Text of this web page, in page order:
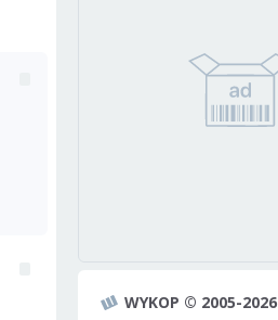
WYKOP © 2005-2026